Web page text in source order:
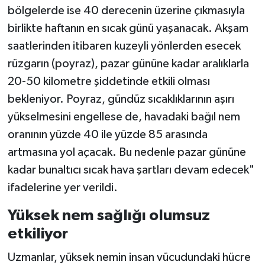
bölgelerde ise 40 derecenin üzerine çıkmasıyla
birlikte haftanın en sıcak günü yaşanacak. Akşam
saatlerinden itibaren kuzeyli yönlerden esecek
rüzgarın (poyraz), pazar gününe kadar aralıklarla
20-50 kilometre şiddetinde etkili olması
bekleniyor. Poyraz, gündüz sıcaklıklarının aşırı
yükselmesini engellese de, havadaki bağıl nem
oranının yüzde 40 ile yüzde 85 arasında
artmasına yol açacak. Bu nedenle pazar gününe
kadar bunaltıcı sıcak hava şartları devam edecek"
ifadelerine yer verildi.
Yüksek nem sağlığı olumsuz
etkiliyor
Uzmanlar, yüksek nemin insan vücudundaki hücre